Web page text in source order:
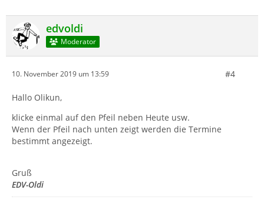
edvoldi
Moderator
10. November 2019 um 13:59 #4
Hallo Olikun,
klicke einmal auf den Pfeil neben Heute usw.
Wenn der Pfeil nach unten zeigt werden die Termine
bestimmt angezeigt.
Gruß
EDV-Oldi